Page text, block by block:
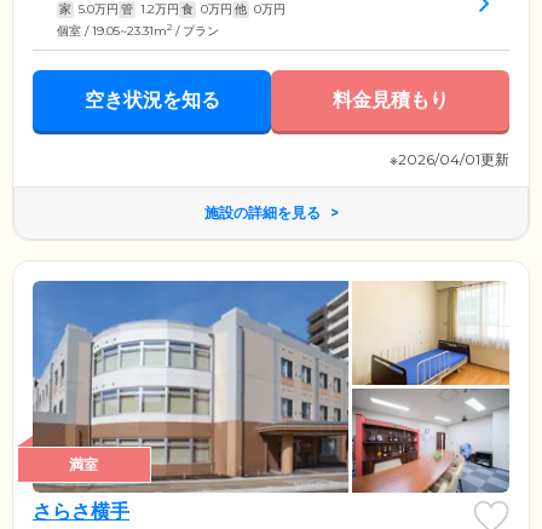
家 5.0万円 管 1.2万円 食 0万円 他 0万円
個室 / 19.05~23.31m2 / プラン
空き状況を知る 料金見積もり
※2026/04/01更新
施設の詳細を見る
満室
さらさ横手